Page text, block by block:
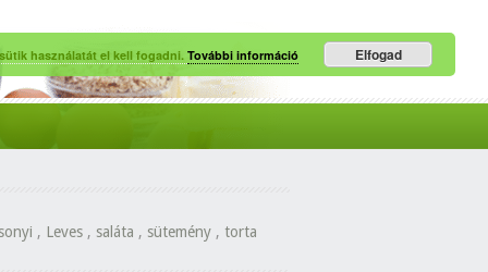
, Leves , saláta , sütemény , torta
használatát el kell fogadni. További információ Elfogad